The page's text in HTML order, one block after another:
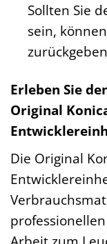
Sollten Sie
sein,
Erleben Sie
Original
Die Original